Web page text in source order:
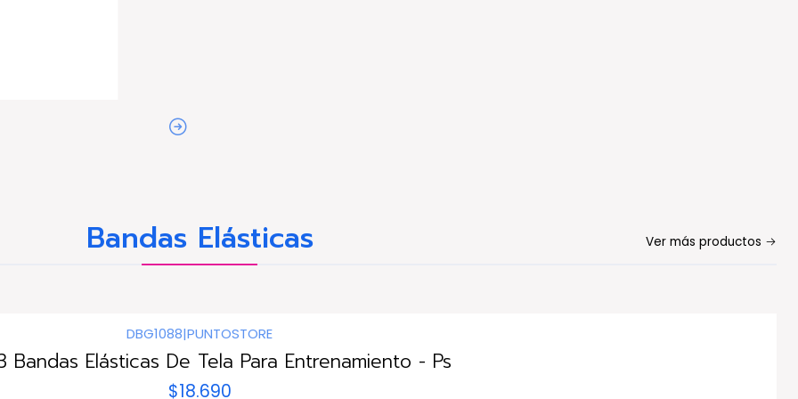
Bandas Elásticas Ver más productos
DBG1088|PUNTOSTORE
Bandas Elásticas De Tela Para Entrenamiento - Ps
$18.690